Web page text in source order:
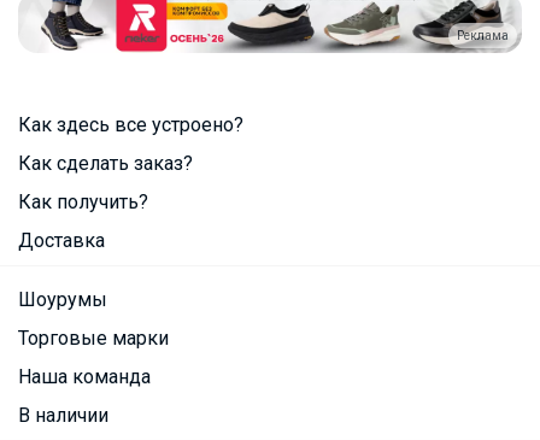
Реклама
Как здесь все устроено?
Как сделать заказ?
Как получить?
Доставка
Шоурумы
Торговые марки
Наша команда
В наличии